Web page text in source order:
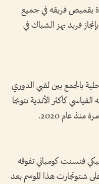
إلى 61 هدفاً في 51 مباراة بقميص فريقه في جميع
فريد بهز الشباك في
بالجمع بين لقبي الدوري
ليعزز رقمه القياسي كأكثر الأندية تتويجا
فنسنت كومباني تفوقه
شتوتجارت هذا الموسم بعد